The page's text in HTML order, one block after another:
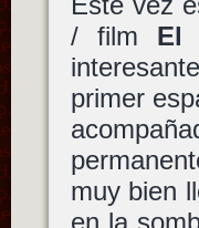
/ film El
primer
muy bien
en la